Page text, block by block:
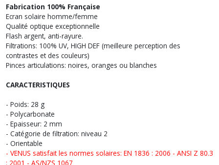
Fabrication 100% Française
Ecran solaire homme/femme
Qualité optique exceptionnelle
Flash argent, anti-rayure.
Filtrations: 100% UV, HIGH DEF (meilleure perception des
contrastes et des couleurs)
Pinces articulations: noires, oranges ou blanches
CARACTERISTIQUES
- Poids: 28 g
- Polycarbonate
- Epaisseur: 2 mm
- Catégorie de filtration: niveau 2
- Orientable
- VENUS satisfait les normes solaires: EN 1836 : 2006 - ANSI Z 80.3
: 2001 - AS/NZS 1067